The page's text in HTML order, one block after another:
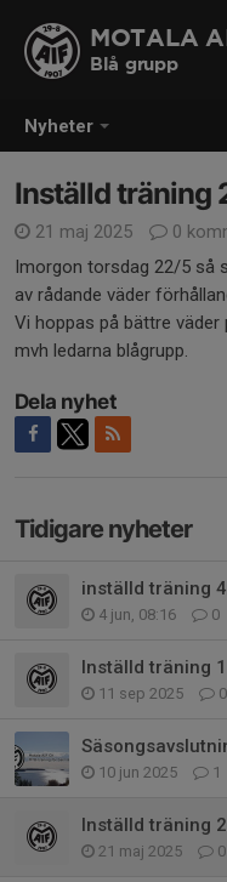
Nyheter
MOTALA
Blå grupp
Inställd träning
21 maj 2025
0
Imorgon torsdag 22/5 så
av rådande väder
Vi hoppas på bättre väder
mvh ledarna blågrupp.
Dela nyhet
Tidigare nyheter
inställd träning
4 jun, 08:16 0
Inställd träning
11 sep 2025 0
10 jun 2025 1
Inställd träning
21 maj 2025 0